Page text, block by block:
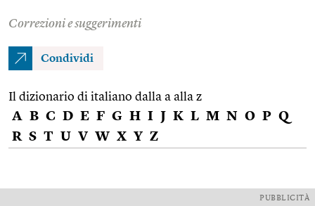
Correzioni e suggerimenti
Condividi
Il dizionario di italiano dalla a alla z
A B C D E F G H I J K L M N O P Q
R S T U V W X Y Z
PUBBLICITÀ